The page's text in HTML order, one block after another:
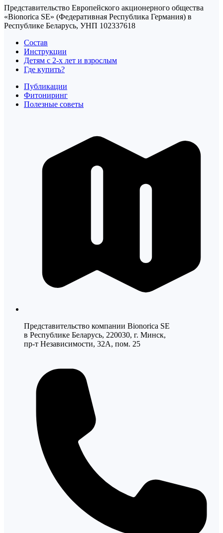
Представительство Европейского акционерного общества
«Bionorica SE» (Федеративная Республика Германия) в
Республике Беларусь, УНП 102337618
Состав
Инструкции
Детям с 2-х лет и взрослым
Где купить?
Публикации
Фитониринг
Полезные советы
Представительство компании Bionorica SE
в Республике Беларусь, 220030, г. Минск,
пр-т Независимости, 32А, пом. 25